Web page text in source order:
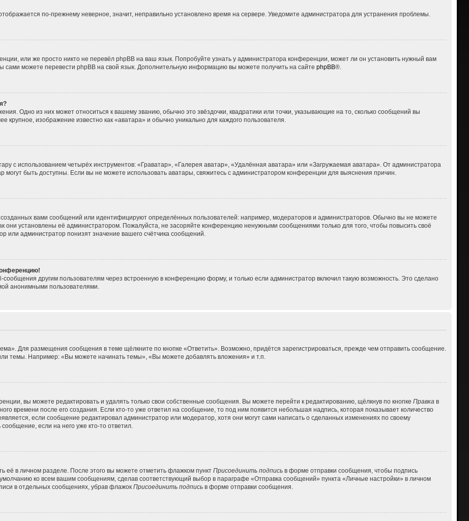
по-прежнему неверное, значит, неправильно установлено время на сервере. Уведомите администратора для устранения проблемы.
или же просто никто не перевёл phpBB на ваш язык. Попробуйте узнать у администратора конференции, может ли он установить нужный вам
сами можете перевести phpBB на свой язык. Дополнительную информацию вы можете получить на сайте phpBB®.
Одно из них может относиться к вашему званию, обычно это звёздочки, квадратики или точки, указывающие на то, сколько сообщений вы
крупное, изображение известно как «аватара» и обычно уникально для каждого пользователя.
с использованием четырёх инструментов: «Граватар», «Галерея аватар», «Удалённая аватара» или «Загружаемая аватара». От администратора
могут быть доступны. Если вы не можете использовать аватары, свяжитесь с администратором конференции для выяснения причин.
вами сообщений или идентифицируют определённых пользователей: например, модераторов и администраторов. Обычно вы не можете
они установлены её администратором. Пожалуйста, не засоряйте конференцию ненужными сообщениями только для того, чтобы повысить своё
администратор понизят значение вашего счётчика сообщений.
сообщения другим пользователям через встроенную в конференцию форму, и только если администратор включил такую возможность. Это сделано
анонимными пользователями.
Для размещения сообщения в теме щёлкните по кнопке «Ответить». Возможно, придётся зарегистрироваться, прежде чем отправить сообщение.
темы. Например: «Вы можете начинать темы», «Вы можете добавлять вложения» и т.п.
вы можете редактировать и удалять только свои собственные сообщения. Вы можете перейти к редактированию, щёлкнув по кнопке Правка в
времени после его создания. Если кто-то уже ответил на сообщение, то под ним появится небольшая надпись, которая показывает количество
если сообщение редактировал администратор или модератор, хотя они могут сами написать о сделанных изменениях по своему
если на него уже кто-то ответил.
в личном разделе. После этого вы можете отметить флажком пункт Присоединить подписьв форме отправки сообщения, чтобы подпись
ко всем вашим сообщениям, сделав соответствующий выбор в параграфе «Отправка сообщений» пункта «Личные настройки» в личном
в отдельных сообщениях, убрав флажок Присоединить подписьв форме отправки сообщения.